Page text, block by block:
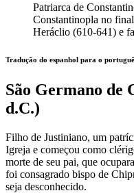
Patriarca de
Constantinopla no
Heráclio (610-641) e
Tradução do espanhol para o
São Germano de
d.C.)
Filho de Justiniano, um
Igreja e começou como
morte de seu pai, que
foi consagrado bispo de
seja desconhecido.